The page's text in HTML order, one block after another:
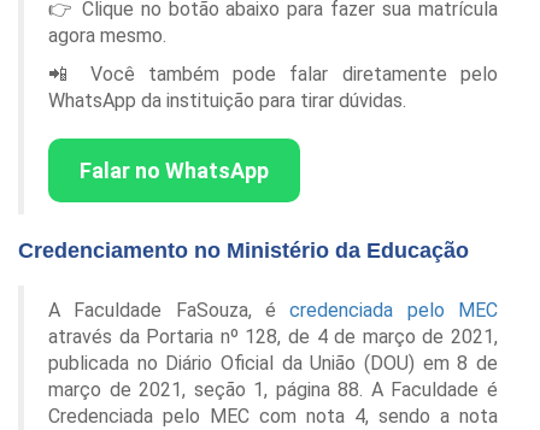
👉 Clique no botão abaixo para fazer sua matrícula
agora mesmo.
📲 Você também pode falar diretamente pelo
WhatsApp da instituição para tirar dúvidas.
Falar no WhatsApp
Credenciamento no Ministério da Educação
A Faculdade FaSouza, écredenciada pelo MEC
através da Portaria nº 128, de 4 de março de 2021,
publicada no Diário Oficial da União (DOU) em 8 de
março de 2021, seção 1, página 88. A Faculdade é
Credenciada pelo MEC com nota 4, sendo a nota